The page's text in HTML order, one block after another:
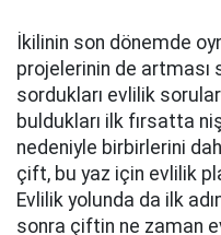
İkilinin son dönemde
projelerinin de artması
sordukları evlilik
buldukları ilk fırsatta
nedeniyle birbirlerini
çift, bu yaz için evlilik
Evlilik yolunda da ilk
sonra çiftin ne zaman